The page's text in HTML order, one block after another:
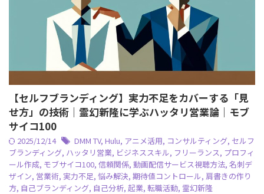
【セルフブランディング】実力不足をカバーする「見
せ方」の技術｜霊幻新隆に学ぶハッタリ営業論｜モブ
サイコ100
2025/12/14 DMM TV, Hulu, アニメ活用, コンサルティング, セルフ
ブランディング, ハッタリ営業, ビジネススキル, フリーランス, プロフィ
ール作成, モブサイコ100, 信頼関係, 動画配信サービス視聴方法, 名刺デ
ザイン, 営業術, 実力不足, 悩み解決, 期待値コントロール, 肩書きの作り
方, 自己ブランディング, 自己分析, 起業, 転職活動, 霊幻新隆